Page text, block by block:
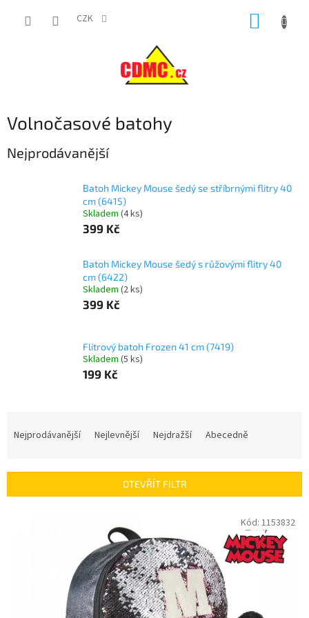
CZK
Volnočasové batohy
Nejprodávanější
Batoh Mickey Mouse šedý se stříbrnými flitry 40
cm (6415)
Skladem (4 ks)
399 Kč
Batoh Mickey Mouse šedý s růžovými flitry 40
cm (6422)
Skladem (2 ks)
399 Kč
Flitrový batoh Frozen 41 cm (7419)
Skladem (5 ks)
199 Kč
í
Nejprodávanější Nejlevnější Nejdražší Abecedně
OTEVŘÍT FILTR
Kód: 1153832